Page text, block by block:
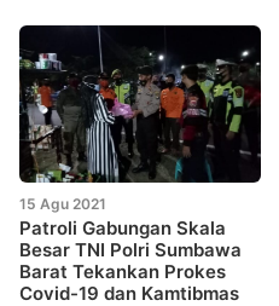
15 Agu 2021
Patroli Gabungan Skala
Besar TNI Polri Sumbawa
Barat Tekankan Prokes
Covid-19 dan Kamtibmas